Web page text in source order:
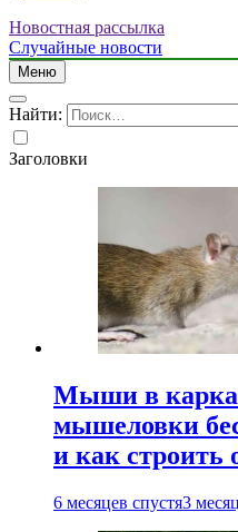
Новостная рассылка
Случайные новости
Меню
Найти:
Заголовки
Мыши в
мышеловки
и как строить
6 месяцев спустя3